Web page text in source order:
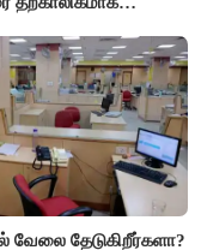
வேலை தேடுகிறீர்களா?